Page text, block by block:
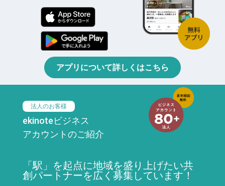
アプリについて詳しくはこちら
法人のお客様
ekinoteビジネス
アカウントのご紹介
「駅」を起点に地域を盛り上げたい共
創パートナーを広く募集しています！